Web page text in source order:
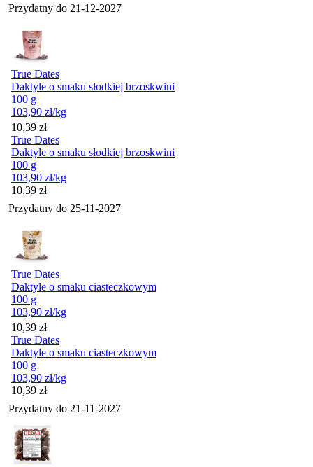
Przydatny do 21-12-2027
True Dates
Daktyle o smaku słodkiej brzoskwini
100 g
103,90 zł/kg
Cena
10,39 zł
True Dates
Daktyle o smaku słodkiej brzoskwini
100 g
103,90 zł/kg
Cena
10,39 zł
Przydatny do 25-11-2027
True Dates
Daktyle o smaku ciasteczkowym
100 g
103,90 zł/kg
Cena
10,39 zł
True Dates
Daktyle o smaku ciasteczkowym
100 g
103,90 zł/kg
Cena
10,39 zł
Przydatny do 21-11-2027